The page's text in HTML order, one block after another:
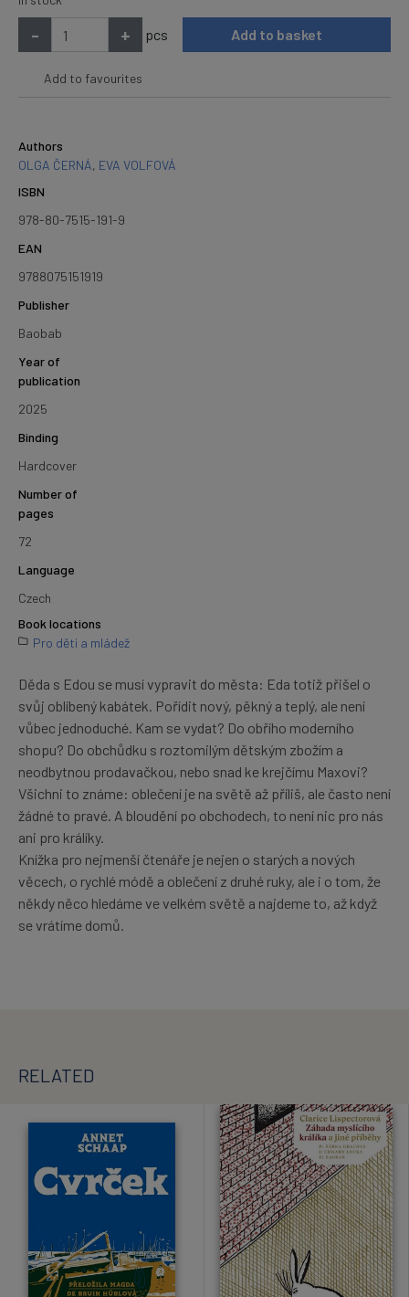
- + pcs Add to basket
Add to favourites
Authors
OLGA ČERNÁ, EVA VOLFOVÁ
ISBN
978-80-7515-191-9
EAN
9788075151919
Publisher
Baobab
Year of
publication
2025
Binding
Hardcover
Number of
pages
72
Language
Czech
Book locations
Pro děti a mládež
Děda s Edou se musí vypravit do města: Eda totiž přišel o
svůj oblíbený kabátek. Pořídit nový, pěkný a teplý, ale není
vůbec jednoduché. Kam se vydat? Do obřího moderního
shopu? Do obchůdku s roztomilým dětským zbožím a
neodbytnou prodavačkou, nebo snad ke krejčímu Maxovi?
Všichni to známe: oblečení je na světě až příliš, ale často není
žádné to pravé. A bloudění po obchodech, to není nic pro nás
ani pro králíky.
Knížka pro nejmenší čtenáře je nejen o starých a nových
věcech, o rychlé módě a oblečení z druhé ruky, ale i o tom, že
někdy něco hledáme ve velkém světě a najdeme to, až když
se vrátíme domů.
RELATED